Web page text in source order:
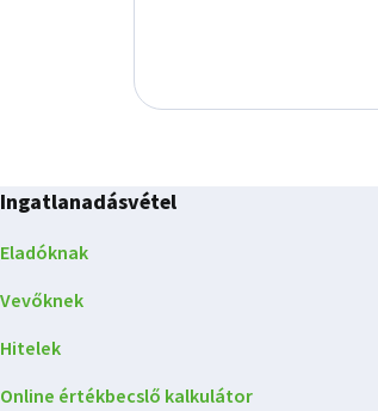
Ingatlanadásvétel
Eladóknak
Vevőknek
Hitelek
Online értékbecslő kalkulátor